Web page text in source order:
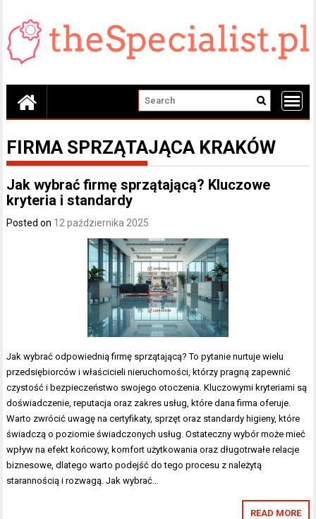
content
FIRMA SPRZĄTAJĄCA KRAKÓW
Jak wybrać firmę sprzątającą? Kluczowe
kryteria i standardy
Posted on 12 października 2025
Jak wybrać odpowiednią firmę sprzątającą? To pytanie nurtuje wielu
przedsiębiorców i właścicieli nieruchomości, którzy pragną zapewnić
czystość i bezpieczeństwo swojego otoczenia. Kluczowymi kryteriami są
doświadczenie, reputacja oraz zakres usług, które dana firma oferuje.
Warto zwrócić uwagę na certyfikaty, sprzęt oraz standardy higieny, które
świadczą o poziomie świadczonych usług. Ostateczny wybór może mieć
wpływ na efekt końcowy, komfort użytkowania oraz długotrwałe relacje
biznesowe, dlatego warto podejść do tego procesu z należytą
starannością i rozwagą. Jak wybrać…
READ MORE